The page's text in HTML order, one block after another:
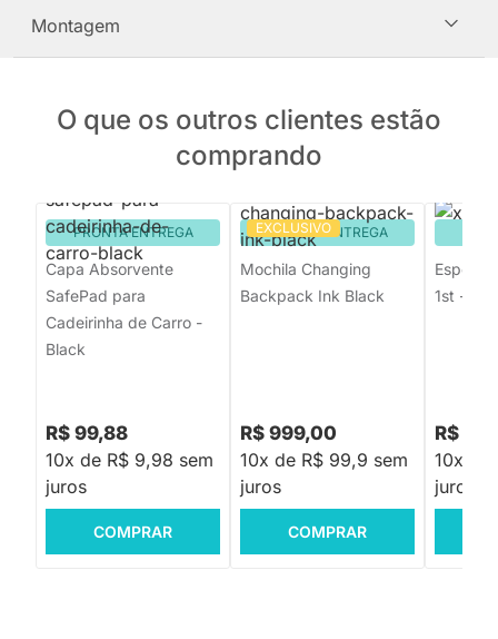
Montagem
O que os outros clientes estão
comprando
PRONTA ENTREGA
Capa Absorvente
SafePad para
Cadeirinha de Carro -
Black
R$ 99,88
10x de R$ 9,98 sem
juros
COMPRAR
EXCLUSIVO
PRONTA ENTREGA
Mochila Changing
Backpack Ink Black
R$ 999,00
10x de R$ 99,9 sem
juros
COMPRAR
Espelho
1st -
R$
10x de
juros